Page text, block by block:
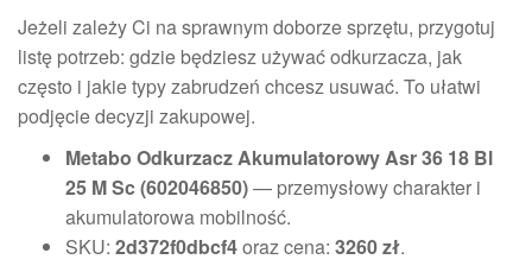
Jeżeli zależy Ci na sprawnym doborze sprzętu, przygotuj
listę potrzeb: gdzie będziesz używać odkurzacza, jak
często i jakie typy zabrudzeń chcesz usuwać. To ułatwi
podjęcie decyzji zakupowej.
Metabo Odkurzacz Akumulatorowy Asr 36 18 Bl
25 M Sc (602046850)— przemysłowy charakter i
akumulatorowa mobilność.
SKU: 2d372f0dbcf4oraz cena: 3260 zł.